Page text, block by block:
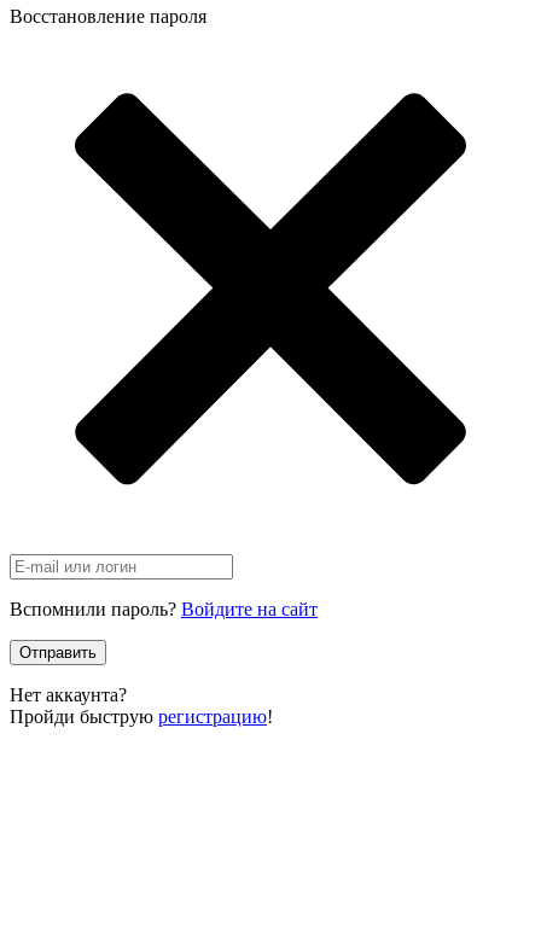
Восстановление пароля
Вспомнили пароль? Войдите на сайт
Отправить
Нет аккаунта?
Пройди быструю регистрацию!